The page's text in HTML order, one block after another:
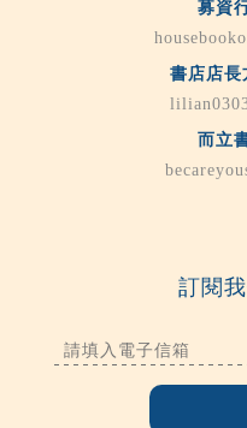
募資
書店店長
而立
訂閱